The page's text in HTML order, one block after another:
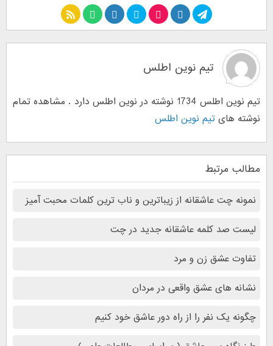
تیم نوین اطلس
تیم نوین اطلس 1734 نوشته در نوین اطلس دارد . مشاهده تمام
نوشته های تیم نوین اطلس
مطالب مرتبط
نمونه‌ چت‌ عاشقانه از زیباترین و ناب ترین کلمات محبت آمیز
لیست صد کلمه عاشقانه جدید در چت
تفاوت عشق زن و مرد
نشانه های عشق واقعی در مردان
چگونه یک نفر را از راه دور عاشق خود کنیم